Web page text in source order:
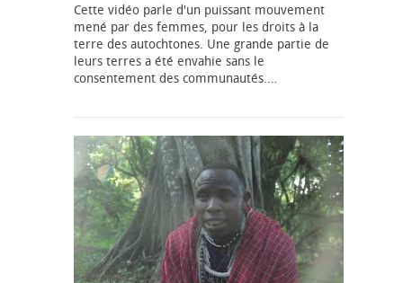
Cette vidéo parle d'un puissant mouvement
mené par des femmes, pour les droits à la
terre des autochtones. Une grande partie de
leurs terres a été envahie sans le
consentement des communautés.…